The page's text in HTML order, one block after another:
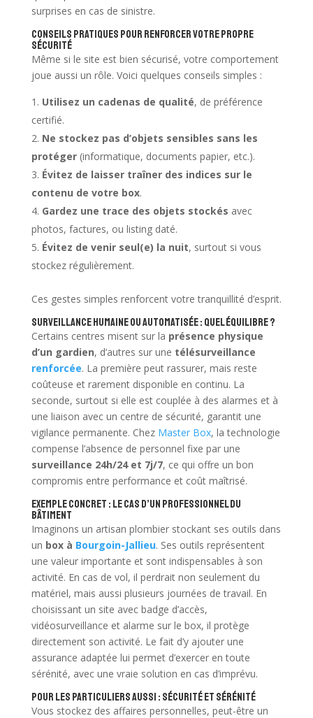
surprises en cas de sinistre.
Conseils pratiques pour renforcer votre propre
sécurité
Même si le site est bien sécurisé, votre comportement
joue aussi un rôle. Voici quelques conseils simples :
Utilisez un cadenas de qualité, de préférence
certifié.
Ne stockez pas d’objets sensibles sans les
protéger(informatique, documents papier, etc.).
Évitez de laisser traîner des indices sur le
contenu de votre box.
Gardez une trace des objets stockés avec
photos, factures, ou listing daté.
Évitez de venir seul(e) la nuit, surtout si vous
stockez régulièrement.
Ces gestes simples renforcent votre tranquillité d’esprit.
Surveillance humaine ou automatisée : quel équilibre ?
Certains centres misent sur la présence physique
d’un gardien, d’autres sur une télésurveillance
renforcée. La première peut rassurer, mais reste
coûteuse et rarement disponible en continu. La
seconde, surtout si elle est couplée à des alarmes et à
une liaison avec un centre de sécurité, garantit une
vigilance permanente. Chez Master Box, la technologie
compense l’absence de personnel fixe par une
surveillance 24h/24 et 7j/7, ce qui offre un bon
compromis entre performance et coût maîtrisé.
Exemple concret : le cas d’un professionnel du
bâtiment
Imaginons un artisan plombier stockant ses outils dans
un box à Bourgoin-Jallieu. Ses outils représentent
une valeur importante et sont indispensables à son
activité. En cas de vol, il perdrait non seulement du
matériel, mais aussi plusieurs journées de travail. En
choisissant un site avec badge d’accès,
vidéosurveillance et alarme sur le box, il protège
directement son activité. Le fait d’y ajouter une
assurance adaptée lui permet d’exercer en toute
sérénité, avec une vraie solution en cas d’imprévu.
Pour les particuliers aussi : sécurité et sérénité
Vous stockez des affaires personnelles, peut-être un